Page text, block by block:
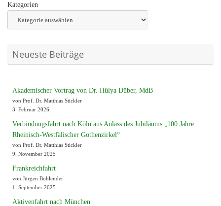
Kategorien
Neueste Beiträge
Akademischer Vortrag von Dr. Hülya Düber, MdB
von Prof. Dr. Matthias Stickler
3. Februar 2026
Verbindungsfahrt nach Köln aus Anlass des Jubiläums „100 Jahre
Rheinisch-Westfälischer Gothenzirkel“
von Prof. Dr. Matthias Stickler
9. November 2025
Frankreichfahrt
von Jürgen Bohlender
1. September 2025
Aktivenfahrt nach München